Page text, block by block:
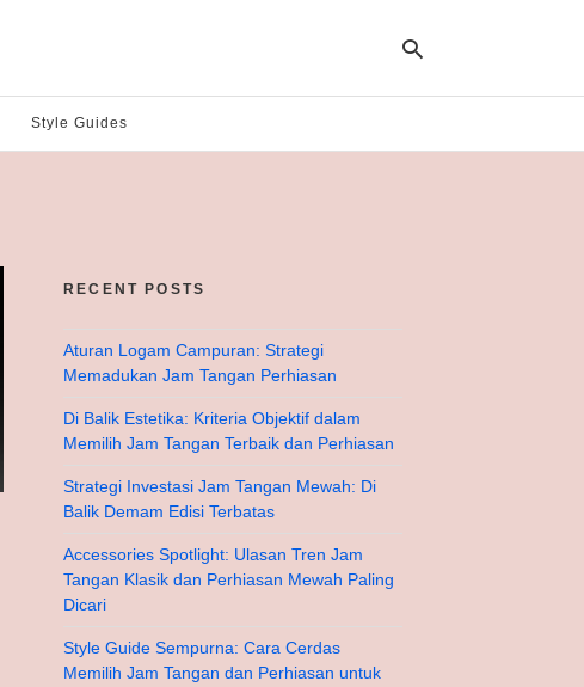
Style Guides
RECENT POSTS
Aturan Logam Campuran: Strategi
Memadukan Jam Tangan Perhiasan
Di Balik Estetika: Kriteria Objektif dalam
Memilih Jam Tangan Terbaik dan Perhiasan
Strategi Investasi Jam Tangan Mewah: Di
Balik Demam Edisi Terbatas
Accessories Spotlight: Ulasan Tren Jam
Tangan Klasik dan Perhiasan Mewah Paling
Dicari
Style Guide Sempurna: Cara Cerdas
Memilih Jam Tangan dan Perhiasan untuk